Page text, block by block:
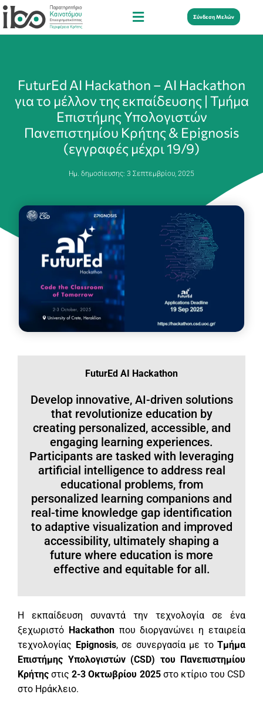
Σύνδεση Μελών
FuturEd AI Hackathon – AI Hackathon
για το μέλλον της εκπαίδευσης | Τμήμα
Επιστήμης Υπολογιστών
Πανεπιστημίου Κρήτης & Epignosis
(εγγραφές μέχρι 19/9)
Ημ. δημοσίευσης: 3 Σεπτεμβρίου, 2025
FuturEd AI Hackathon
Develop innovative, AI-driven solutions
that revolutionize education by
creating personalized, accessible, and
engaging learning experiences.
Participants are tasked with leveraging
artificial intelligence to address real
educational problems, from
personalized learning companions and
real-time knowledge gap identification
to adaptive visualization and improved
accessibility, ultimately shaping a
future where education is more
effective and equitable for all.
Η εκπαίδευση συναντά την τεχνολογία σε ένα
ξεχωριστό Hackathon που διοργανώνει η εταιρεία
τεχνολογίας Epignosis, σε συνεργασία με το Τμήμα
Επιστήμης Υπολογιστών (CSD) του Πανεπιστημίου
Κρήτης στις2-3 Οκτωβρίου 2025στο κτίριο του CSD
στο Ηράκλειο.